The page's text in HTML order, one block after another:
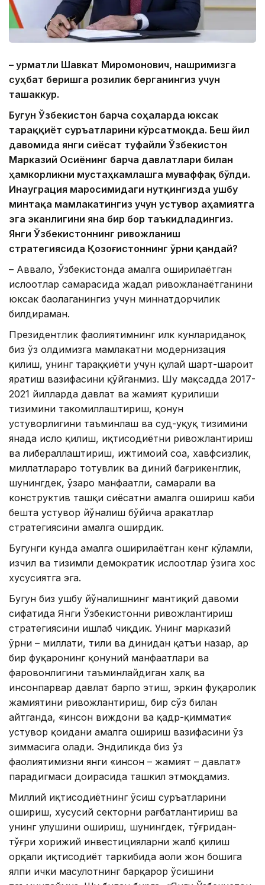
– Ҳурматли Шавкат Миромонович, нашримизга
суҳбат беришга розилик берганингиз учун
ташаккур.
Бугун Ўзбекистон барча соҳаларда юксак
тараққиёт суръатларини кўрсатмоқда. Беш йил
давомида янги сиёсат туфайли Ўзбекистон
Марказий Осиёнинг барча давлатлари билан
ҳамкорликни мустаҳкамлашга муваффақ бўлди.
Инауграция маросимидаги нутқингизда ушбу
минтақа мамлакатингиз учун устувор аҳамиятга
эга эканлигини яна бир бор таъкидладингиз.
Янги Ўзбекистоннинг ривожланиш
стратегиясида Қозоғистоннинг ўрни қандай?
– Аввало, Ўзбекистонда амалга оширилаётган
ислоҳотлар самарасида жадал ривожланаётганини
юксак баҳолаганингиз учун миннатдорчилик
билдираман.
Президентлик фаолиятимнинг илк кунлариданоқ
биз ўз олдимизга мамлакатни модернизация
қилиш, унинг тараққиёти учун қулай шарт-шароит
яратиш вазифасини қўйганмиз. Шу мақсадда 2017-
2021 йилларда давлат ва жамият қурилиши
тизимини такомиллаштириш, қонун
устуворлигини таъминлаш ва суд-ҳуқуқ тизимини
янада ислоҳ қилиш, иқтисодиётни ривожлантириш
ва либераллаштириш, ижтимоий соҳа, хавфсизлик,
миллатлараро тотувлик ва диний бағрикенглик,
шунингдек, ўзаро манфаатли, самарали ва
конструктив ташқи сиёсатни амалга ошириш каби
бешта устувор йўналиш бўйича ҳаракатлар
стратегиясини амалга оширдик.
Бугунги кунда амалга оширилаётган кенг кўламли,
изчил ва тизимли демократик ислоҳотлар ўзига хос
хусусиятга эга.
Бугун биз ушбу йўналишнинг мантиқий давоми
сифатида Янги Ўзбекистонни ривожлантириш
стратегиясини ишлаб чиқдик. Унинг марказий
ўрни – миллати, тили ва динидан қатъи назар, ҳар
бир фуқаронинг қонуний манфаатлари ва
фаровонлигини таъминлайдиган халқ ва
инсонпарвар давлат барпо этиш, эркин фуқаролик
жамиятини ривожлантириш, бир сўз билан
айтганда, «инсон виждони ва қадр-қиммати«
устувор қоидани амалга ошириш вазифасини ўз
зиммасига олади. Эндиликда биз ўз
фаолиятимизни янги «инсон – жамият – давлат»
парадигмаси доирасида ташкил этмоқдамиз.
Миллий иқтисодиётнинг ўсиш суръатларини
ошириш, хусусий секторни рағбатлантириш ва
унинг улушини ошириш, шунингдек, тўғридан-
тўғри хорижий инвестицияларни жалб қилиш
орқали иқтисодиёт таркибида аҳоли жон бошига
ялпи ички маҳсулотнинг барқарор ўсишини